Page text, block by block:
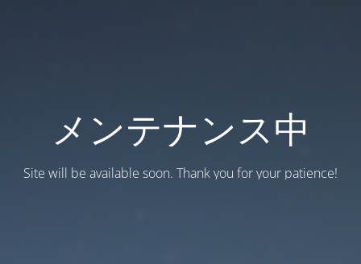
メンテナンス中
Site will be available soon. Thank you for your patience!